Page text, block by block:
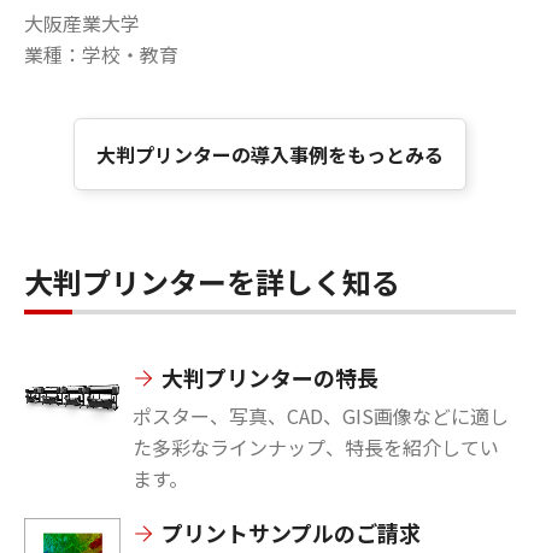
大阪産業大学
業種：学校・教育
大判プリンターの導入事例をもっとみる
大判プリンターを詳しく知る
大判プリンターの特長
ポスター、写真、CAD、GIS画像などに適し
た多彩なラインナップ、特長を紹介してい
ます。
プリントサンプルのご請求